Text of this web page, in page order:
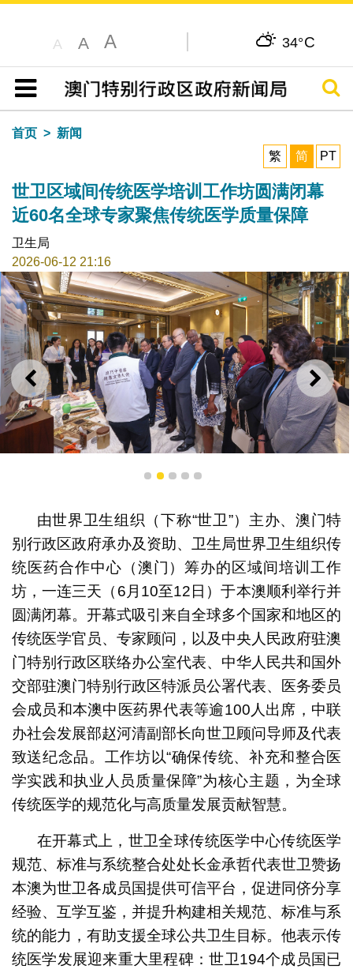
A A A 34°C
目录
搜寻
首页
新闻
繁
简 PT
世卫区域间传统医学培训工作坊圆满闭幕
近60名全球专家聚焦传统医学质量保障
卫生局
2026-06-12 21:16
上一则 下一
医用品及中药饮片文化
1 2 3 4 5
由世界卫生组织（下称“世卫”）主办、澳门特
别行政区政府承办及资助、卫生局世界卫生组织传
统医药合作中心（澳门）筹办的区域间培训工作
坊，一连三天（6月10至12日）于本澳顺利举行并
圆满闭幕。开幕式吸引来自全球多个国家和地区的
传统医学官员、专家顾问，以及中央人民政府驻澳
门特别行政区联络办公室代表、中华人民共和国外
交部驻澳门特别行政区特派员公署代表、医务委员
会成员和本澳中医药界代表等逾100人出席，中联
办社会发展部赵河清副部长向世卫顾问导师及代表
致送纪念品。工作坊以“确保传统、补充和整合医
学实践和执业人员质量保障”为核心主题，为全球
传统医学的规范化与高质量发展贡献智慧。
在开幕式上，世卫全球传统医学中心传统医学
规范、标准与系统整合处处长金承哲代表世卫赞扬
本澳为世卫各成员国提供可信平台，促进同侪分享
经验、互学互鉴，并提升构建相关规范、标准与系
统的能力，有助支援全球公共卫生目标。他表示传
统医学发展迎来重大里程碑：世卫194个成员国已